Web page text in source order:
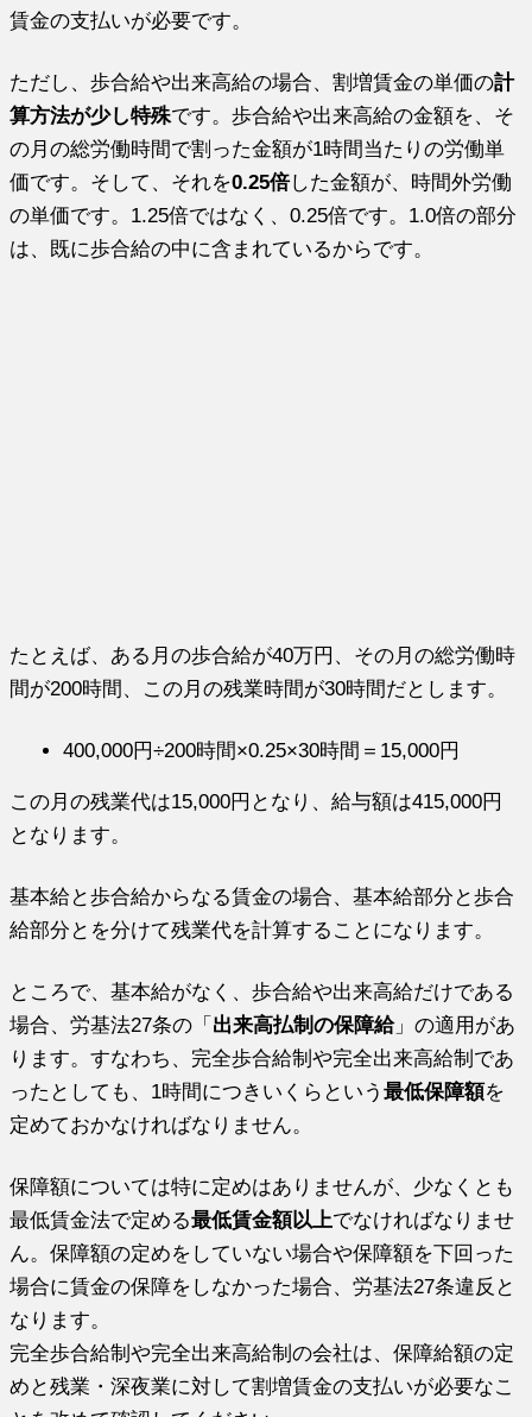
賃金の支払いが必要です。
ただし、歩合給や出来高給の場合、割増賃金の単価の計
算方法が少し特殊です。歩合給や出来高給の金額を、そ
の月の総労働時間で割った金額が1時間当たりの労働単
価です。そして、それを0.25倍した金額が、時間外労働
の単価です。1.25倍ではなく、0.25倍です。1.0倍の部分
は、既に歩合給の中に含まれているからです。
たとえば、ある月の歩合給が40万円、その月の総労働時
間が200時間、この月の残業時間が30時間だとします。
400,000円÷200時間×0.25×30時間＝15,000円
この月の残業代は15,000円となり、給与額は415,000円
となります。
基本給と歩合給からなる賃金の場合、基本給部分と歩合
給部分とを分けて残業代を計算することになります。
ところで、基本給がなく、歩合給や出来高給だけである
場合、労基法27条の「 出来高払制の保障給」の適用があ
ります。すなわち、完全歩合給制や完全出来高給制であ
ったとしても、1時間につきいくらという最低保障額を
定めておかなければなりません。
保障額については特に定めはありませんが、少なくとも
最低賃金法で定める最低賃金額以上でなければなりませ
ん。保障額の定めをしていない場合や保障額を下回った
場合に賃金の保障をしなかった場合、労基法27条違反と
なります。
完全歩合給制や完全出来高給制の会社は、保障給額の定
めと残業・深夜業に対して割増賃金の支払いが必要なこ